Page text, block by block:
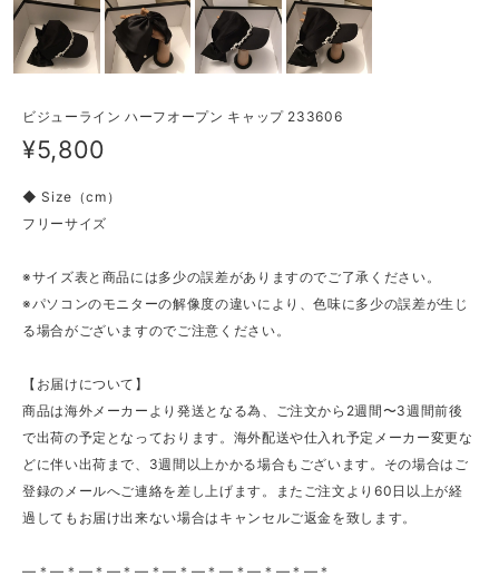
ビジューライン ハーフオープン キャップ 233606
¥5,800
◆ Size（cm）
フリーサイズ
※サイズ表と商品には多少の誤差がありますのでご了承ください。
※パソコンのモニターの解像度の違いにより、色味に多少の誤差が生じ
る場合がございますのでご注意ください。
【お届けについて】
商品は海外メーカーより発送となる為、ご注文から2週間〜3週間前後
で出荷の予定となっております。海外配送や仕入れ予定メーカー変更な
どに伴い出荷まで、3週間以上かかる場合もございます。その場合はご
登録のメールへご連絡を差し上げます。またご注文より60日以上が経
過してもお届け出来ない場合はキャンセルご返金を致します。
—＊—＊—＊—＊—＊—＊—＊—＊—＊—＊—＊